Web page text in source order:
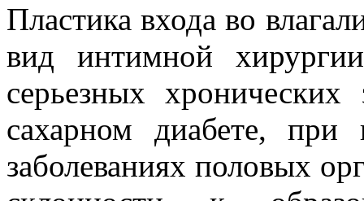
Пластика входа во
вид интимной
серьезных хронических
сахарном диабете, при
заболеваниях половых